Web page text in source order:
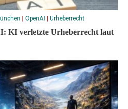
OpenAI Urheberrecht
KI verletzte Urheberrecht laut